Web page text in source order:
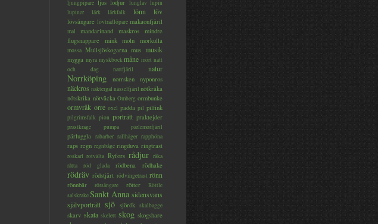
ljungpipare ljus lodjur lunglav lupin
lupiner
lärk lärkfalk lönn löv
lövsångare lövträdlöpare makaonfjäril
mal mandarinand maskros
mindre
flugsnappare
mink moln morkulla
mossa Mullsjöskogarna mus musik
mygga myra myskbock måne mört natt
och dag
nattfjäril natur
Norrköping norrsken nyponros
näckros näktergal nässelfjäril nötkråka
nötskrika nötväcka Omberg ormbunke
ormvråk orre oxel padda pil pilfink
pilgrimsfalk pion porträtt praktejder
prästkrage pumpa pärlemorfjäril
pärluggla rabarber rallhäger rapphöna
raps regn regnbåge ringduva ringtrast
roskarl rotvälta Ryfors rådjur råka
råtta
röd glada rödbena rödhake
rödräv rödstjärt rödvingetrast rönn
rönnbär rörsångare rötter
Röttle
salskrakeSankt Anna sidensvans
självporträtt sjö sjörök skalbagge
skarv skata skelett skog skogshare